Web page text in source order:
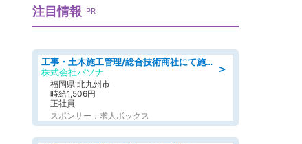
注目情報 PR
＞
工事・土木施工管理/総合技術商社にて施工管理のお仕事/即日勤務可/車通勤可/工事・土木施工管理/生産・品質管理
株式会社パソナ
福岡県 北九州市
時給1,506円
正社員
スポンサー：求人ボックス